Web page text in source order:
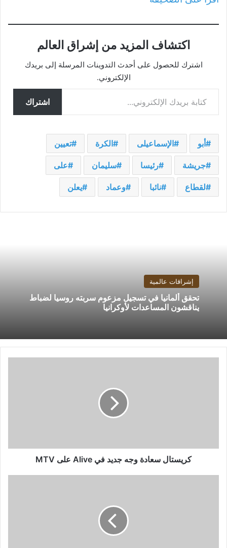
اكتشاف المزيد من إشراق العالم
اشترك للحصول على أحدث التدوينات المرسلة إلى بريدك
الإلكتروني.
كتابة بريدك الإلكتروني...
اشتراك
أبو الإسماعيلى الكرة تعيين
جريشة رئيسا سليمان على
لقطاع نائبا وعماد يعلن
إشراقات عالمية
تحقق ألمانيا في تسجيل مزعوم سربته روسيا لضباط
يناقشون المساعدات لأوكرانيا
كريستال سعادة وجه جديد في Alive على MTV